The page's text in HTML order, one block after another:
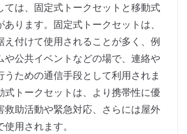
ては、固定式トークセットと移動式
あります。固定式トークセットは、
え付けて使用されることが多く、例
や公共イベントなどの場で、連絡や
うための通信手段として利用されま
式トークセットは、より携帯性に優
救助活動や緊急対応、さらには屋外
用されます。